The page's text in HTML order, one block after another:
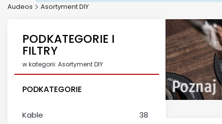
Audeos Asortyment DIY
PODKATEGORIE I
FILTRY
w kategorii: Asortyment DIY
PODKATEGORIE
Kable
38